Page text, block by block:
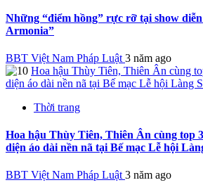
Những “điểm hồng” rực rỡ tại show
Armonia”
BBT Việt Nam Pháp Luật 3 năm ago
Hoa hậu Thùy Tiên, Thiên Ân cùng
diện áo dài nền nã tại Bế mạc Lễ hội Làng
Thời trang
Hoa hậu Thùy Tiên, Thiên Ân cùng top
diện áo dài nền nã tại Bế mạc Lễ hội
BBT Việt Nam Pháp Luật 3 năm ago